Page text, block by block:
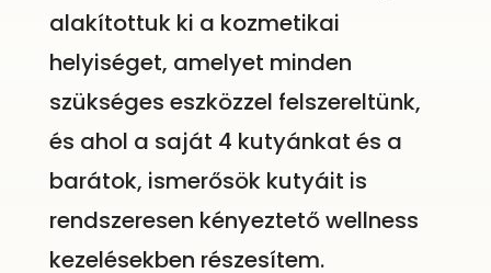
alakítottuk ki a kozmetikai
helyiséget, amelyet minden
szükséges eszközzel felszereltünk,
és ahol a saját 4 kutyánkat és a
barátok, ismerősök kutyáit is
rendszeresen kényeztető wellness
kezelésekben részesítem.